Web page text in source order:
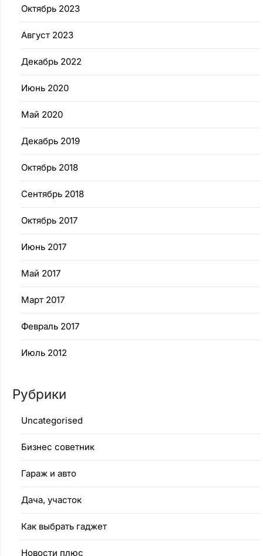
Октябрь 2023
Август 2023
Декабрь 2022
Июнь 2020
Май 2020
Декабрь 2019
Октябрь 2018
Сентябрь 2018
Октябрь 2017
Июнь 2017
Май 2017
Март 2017
Февраль 2017
Июль 2012
Рубрики
Uncategorised
Бизнес советник
Гараж и авто
Дача, участок
Как выбрать гаджет
Новости плюс